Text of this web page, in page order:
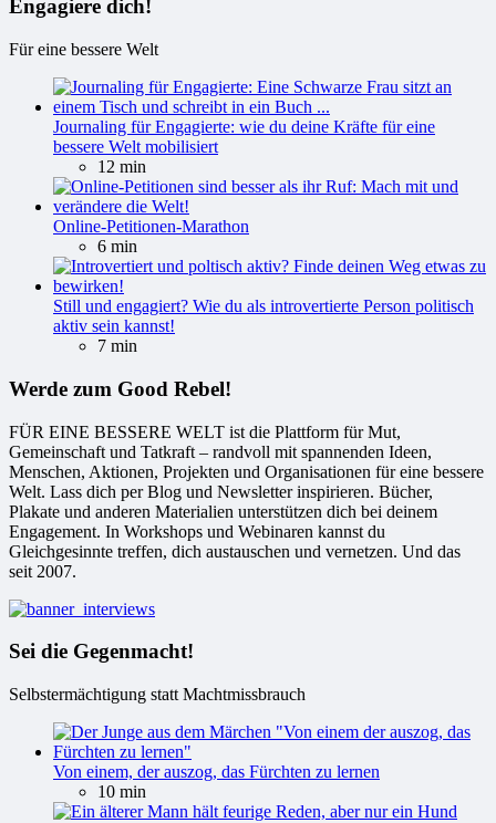
Engagiere dich!
Für eine bessere Welt
Journaling für Engagierte: wie du deine Kräfte für eine
bessere Welt mobilisiert
12 min
Online-Petitionen-Marathon
6 min
Still und engagiert? Wie du als introvertierte Person politisch
aktiv sein kannst!
7 min
Werde zum Good Rebel!
FÜR EINE BESSERE WELT ist die Plattform für Mut,
Gemeinschaft und Tatkraft – randvoll mit spannenden Ideen,
Menschen, Aktionen, Projekten und Organisationen für eine bessere
Welt. Lass dich per Blog und Newsletter inspirieren. Bücher,
Plakate und anderen Materialien unterstützen dich bei deinem
Engagement. In Workshops und Webinaren kannst du
Gleichgesinnte treffen, dich austauschen und vernetzen. Und das
seit 2007.
Sei die Gegenmacht!
Selbstermächtigung statt Machtmissbrauch
Von einem, der auszog, das Fürchten zu lernen
10 min